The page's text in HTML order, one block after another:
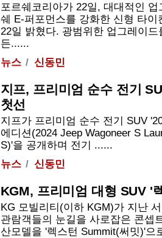
포르쉐코리아가 22일, 대대적인
쉐 E-퍼포먼스를 강화한 신형 타
22일 밝혔다. 광범위한 업그레이
든......
뉴스
신동민
지프, 프리미엄 순수 전기
첫선
지프가 프리미엄 순수 전기 SUV
에디션(2024 Jeep Wagoneer S
S)'을 공개하며 전기 ......
뉴스
신동민
KGM, 프리미엄 대형 SUV '
KG 모빌리티(이하 KGM)가 지난
관람객들의 눈길을 사로잡은 콘셉
산모델을 '렉스턴 Summit(써밋)'으